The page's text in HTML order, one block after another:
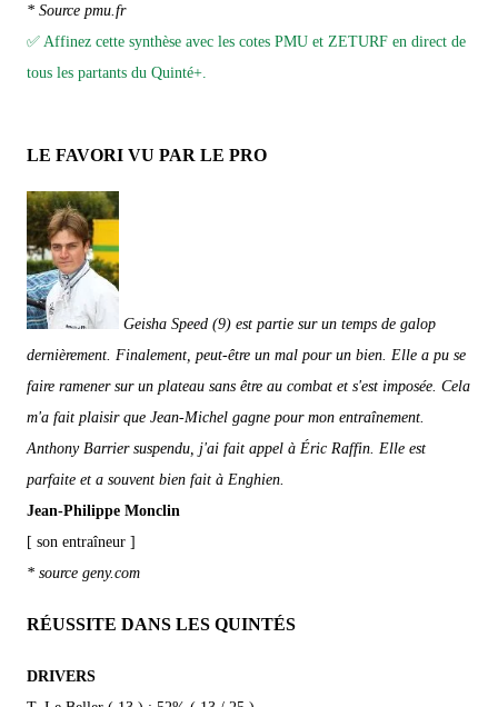
* Source pmu.fr
✅ Affinez cette synthèse avec les cotes PMU et ZETURF en direct de
tous les partants du Quinté+.
LE FAVORI VU PAR LE PRO
Geisha Speed (9) est partie sur un temps de galop
dernièrement. Finalement, peut-être un mal pour un bien. Elle a pu se
faire ramener sur un plateau sans être au combat et s'est imposée. Cela
m'a fait plaisir que Jean-Michel gagne pour mon entraînement.
Anthony Barrier suspendu, j'ai fait appel à Éric Raffin. Elle est
parfaite et a souvent bien fait à Enghien.
Jean-Philippe Monclin
[ son entraîneur ]
* source geny.com
RÉUSSITE DANS LES QUINTÉS
DRIVERS